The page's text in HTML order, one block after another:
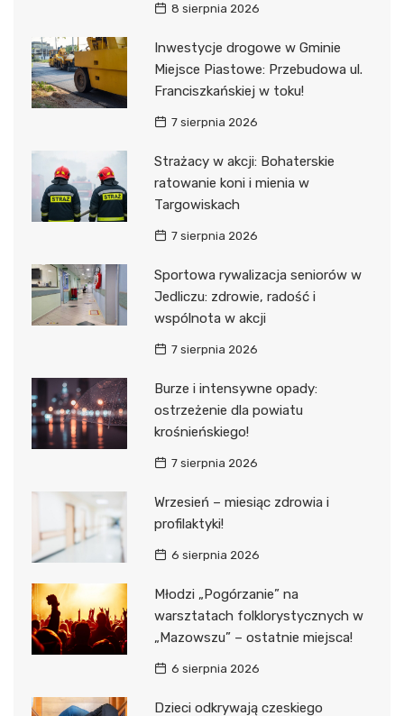
8 sierpnia 2026
Inwestycje drogowe w Gminie
Miejsce Piastowe: Przebudowa ul.
Franciszkańskiej w toku!
7 sierpnia 2026
Strażacy w akcji: Bohaterskie
ratowanie koni i mienia w
Targowiskach
7 sierpnia 2026
Sportowa rywalizacja seniorów w
Jedliczu: zdrowie, radość i
wspólnota w akcji
7 sierpnia 2026
Burze i intensywne opady:
ostrzeżenie dla powiatu
krośnieńskiego!
7 sierpnia 2026
Wrzesień – miesiąc zdrowia i
profilaktyki!
6 sierpnia 2026
Młodzi „Pogórzanie” na
warsztatach folklorystycznych w
„Mazowszu” – ostatnie miejsca!
6 sierpnia 2026
Dzieci odkrywają czeskiego